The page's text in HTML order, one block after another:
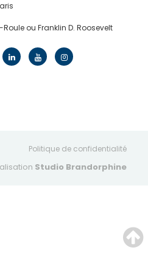
ou Franklin D. Roosevelt
Politique de confidentialité
Studio Brandorphine